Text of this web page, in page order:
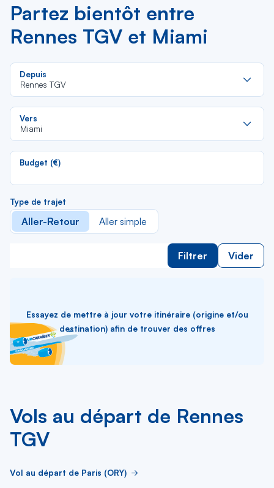
Partez bientôt entre
Rennes TGV et Miami
Depuis
Rennes TGV
Vers
Miami
Budget (€)
Type de trajet
Aller-Retour Aller simple
Filtrer Vider
Essayez de mettre à jour votre itinéraire (origine et/ou
destination) afin de trouver des offres
Vols au départ de Rennes
TGV
Vol au départ de Paris (ORY)